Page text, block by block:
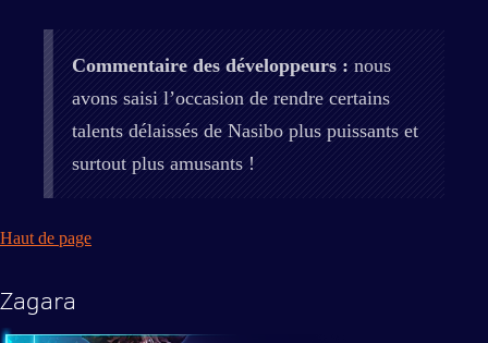
Commentaire des développeurs : nous
avons saisi l’occasion de rendre certains
talents délaissés de Nasibo plus puissants et
surtout plus amusants !
Haut de page
Zagara